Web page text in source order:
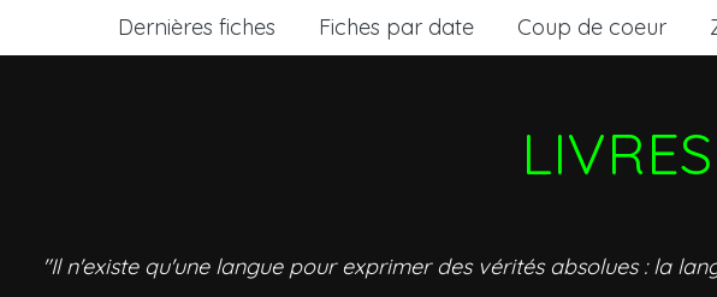
Dernières fiches Fiches par date Coup de coeur
"Il n'existe qu'une langue pour exprimer des vérités absolues : la